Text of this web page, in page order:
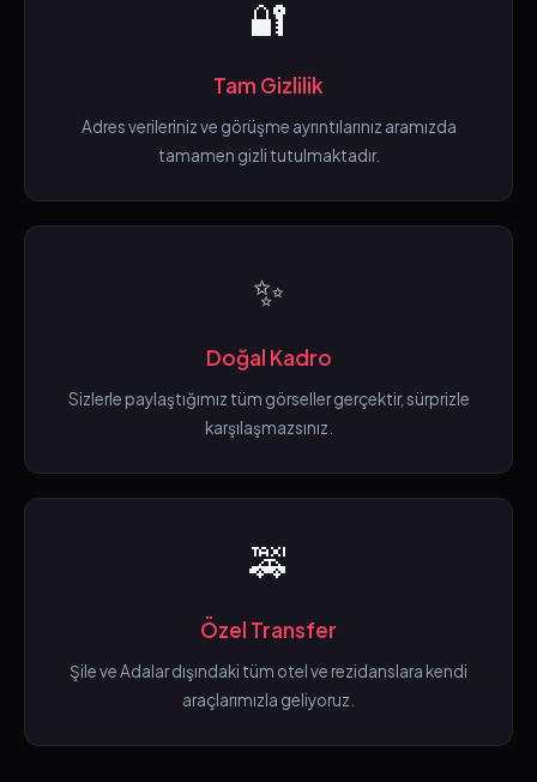
🔐
Tam Gizlilik
Adres verileriniz ve görüşme ayrıntılarınız aramızda
tamamen gizli tutulmaktadır.
✨
Doğal Kadro
Sizlerle paylaştığımız tüm görseller gerçektir, sürprizle
karşılaşmazsınız.
🚕
Özel Transfer
Şile ve Adalar dışındaki tüm otel ve rezidanslara kendi
araçlarımızla geliyoruz.